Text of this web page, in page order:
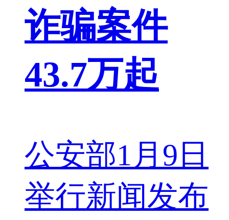
诈骗案件
43.7万起
公安部1月9日
举行新闻发布